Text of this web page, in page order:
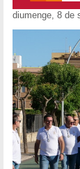
diumenge, 8 de